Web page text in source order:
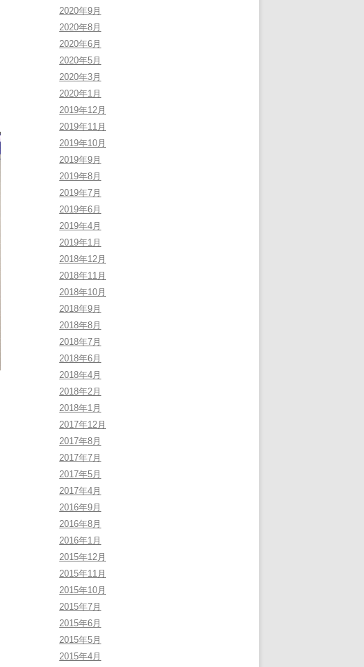
2020年9月
2020年8月
2020年6月
2020年5月
2020年3月
2020年1月
2019年12月
2019年11月
2019年10月
2019年9月
2019年8月
2019年7月
2019年6月
2019年4月
2019年1月
2018年12月
2018年11月
2018年10月
2018年9月
2018年8月
2018年7月
2018年6月
2018年4月
2018年2月
2018年1月
2017年12月
2017年8月
2017年7月
2017年5月
2017年4月
2016年9月
2016年8月
2016年1月
2015年12月
2015年11月
2015年10月
2015年7月
2015年6月
2015年5月
2015年4月